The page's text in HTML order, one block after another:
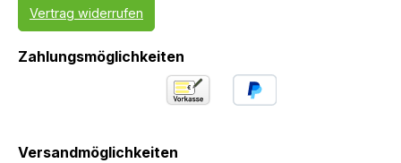
Vertrag widerrufen
Zahlungsmöglichkeiten
Versandmöglichkeiten